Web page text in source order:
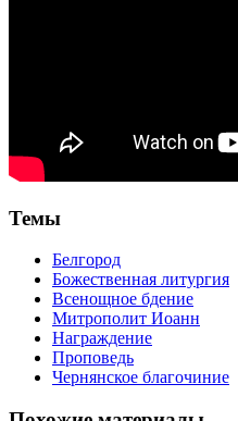
Темы
Белгород
Божественная литургия
Всенощное бдение
Митрополит Иоанн
Награждение
Проповедь
Чернянское благочиние